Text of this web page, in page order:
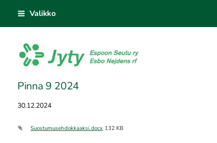
sisältöön
Valikko
Jyty Espoon Seutu ry
Pinna 9 2024
30.12.2024
Suostumusehdokkaaksi.docx 132 KB